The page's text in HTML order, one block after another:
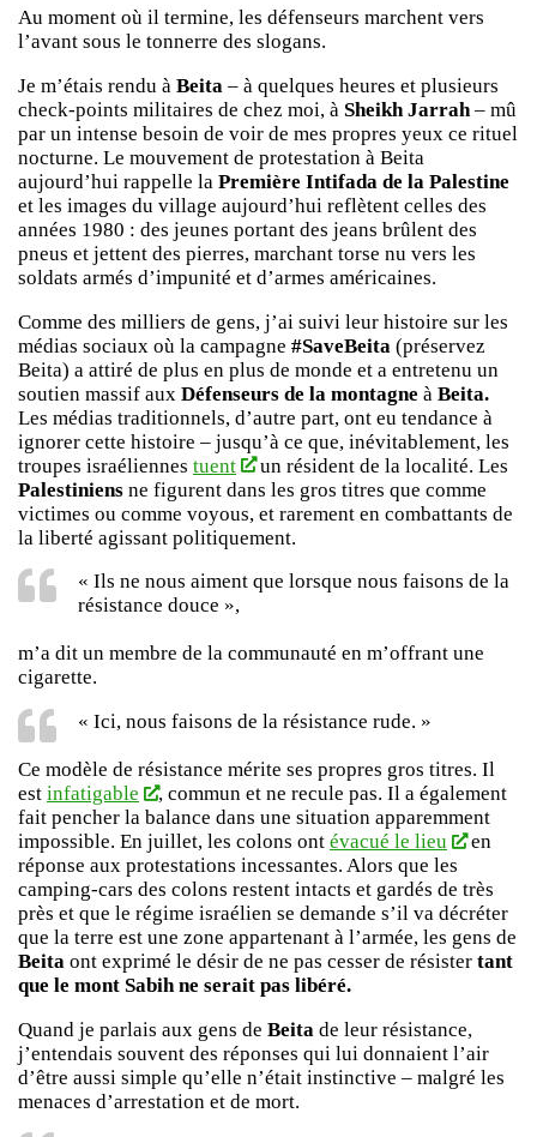
Au moment où il termine, les défenseurs marchent vers
l’avant sous le tonnerre des slogans.
Je m’étais rendu à Beita – à quelques heures et plusieurs
check-points militaires de chez moi, à Sheikh Jarrah– mû
par un intense besoin de voir de mes propres yeux ce rituel
nocturne. Le mouvement de protestation à Beita
aujourd’hui rappelle la Première Intifada de la Palestine
et les images du village aujourd’hui reflètent celles des
années 1980 : des jeunes portant des jeans brûlent des
pneus et jettent des pierres, marchant torse nu vers les
soldats armés d’impunité et d’armes américaines.
Comme des milliers de gens, j’ai suivi leur histoire sur les
médias sociaux où la campagne #SaveBeita (préservez
Beita) a attiré de plus en plus de monde et a entretenu un
soutien massif aux Défenseurs de la montagne à Beita.
Les médias traditionnels, d’autre part, ont eu tendance à
ignorer cette histoire – jusqu’à ce que, inévitablement, les
troupes israéliennes tuent
un résident de la localité. Les
Palestiniens ne figurent dans les gros titres que comme
victimes ou comme voyous, et rarement en combattants de
la liberté agissant politiquement.
« Ils ne nous aiment que lorsque nous faisons de la
résistance douce »,
m’a dit un membre de la communauté en m’offrant une
cigarette.
« Ici, nous faisons de la résistance rude. »
Ce modèle de résistance mérite ses propres gros titres. Il
est infatigable
, commun et ne recule pas. Il a également
fait pencher la balance dans une situation apparemment
impossible. En juillet, les colons ont évacué le lieu
en
réponse aux protestations incessantes. Alors que les
camping-cars des colons restent intacts et gardés de très
près et que le régime israélien se demande s’il va décréter
que la terre est une zone appartenant à l’armée, les gens de
Beita ont exprimé le désir de ne pas cesser de résister tant
que le mont Sabih ne serait pas libéré.
Quand je parlais aux gens de Beita de leur résistance,
j’entendais souvent des réponses qui lui donnaient l’air
d’être aussi simple qu’elle n’était instinctive – malgré les
menaces d’arrestation et de mort.